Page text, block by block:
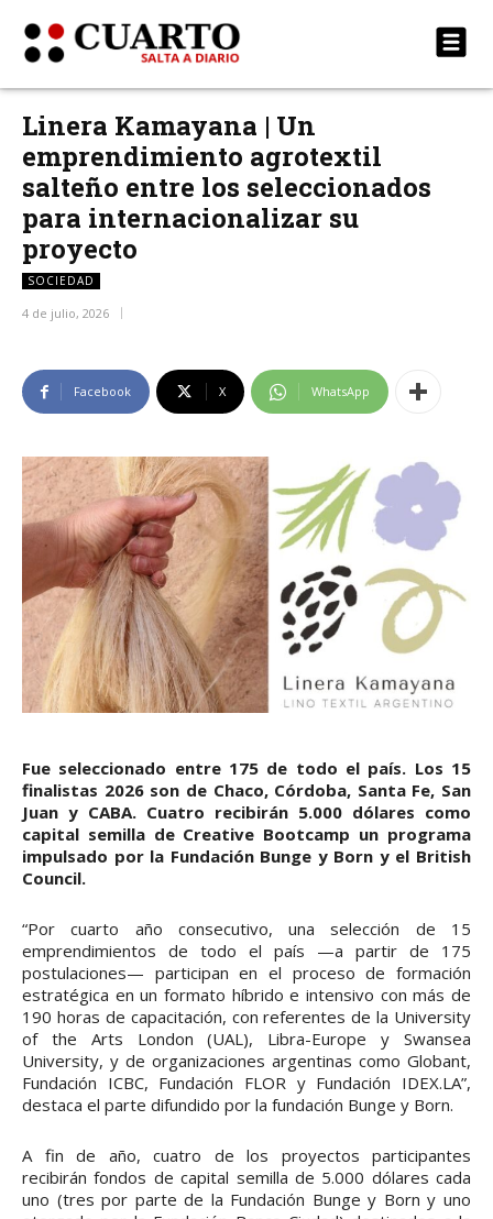
Linera Kamayana | Un
emprendimiento agrotextil
salteño entre los seleccionados
para internacionalizar su
proyecto
SOCIEDAD
4 de julio, 2026
Facebook X WhatsApp
Fue seleccionado entre 175 de todo el país. Los 15
finalistas 2026 son de Chaco, Córdoba, Santa Fe, San
Juan y CABA. Cuatro recibirán 5.000 dólares como
capital semilla de Creative Bootcamp un programa
impulsado por la Fundación Bunge y Born y el British
Council.
“Por cuarto año consecutivo, una selección de 15
emprendimientos de todo el país —a partir de 175
postulaciones— participan en el proceso de formación
estratégica en un formato híbrido e intensivo con más de
190 horas de capacitación, con referentes de la University
of the Arts London (UAL), Libra-Europe y Swansea
University, y de organizaciones argentinas como Globant,
Fundación ICBC, Fundación FLOR y Fundación IDEX.LA”,
destaca el parte difundido por la fundación Bunge y Born.
A fin de año, cuatro de los proyectos participantes
recibirán fondos de capital semilla de 5.000 dólares cada
uno (tres por parte de la Fundación Bunge y Born y uno